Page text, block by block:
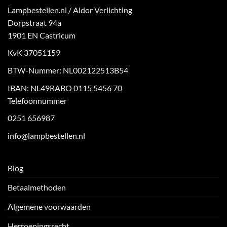
Lampbestellen.nl / Aldor Verlichting
Dorpstraat 94a
1901 EN Castricum
KvK 37051159
BTW-Nummer: NL002122513B54
IBAN: NL49RABO 0115 5456 70
Telefoonnummer
0251 656987
info@lampbestellen.nl
Blog
Betaalmethoden
Algemene voorwaarden